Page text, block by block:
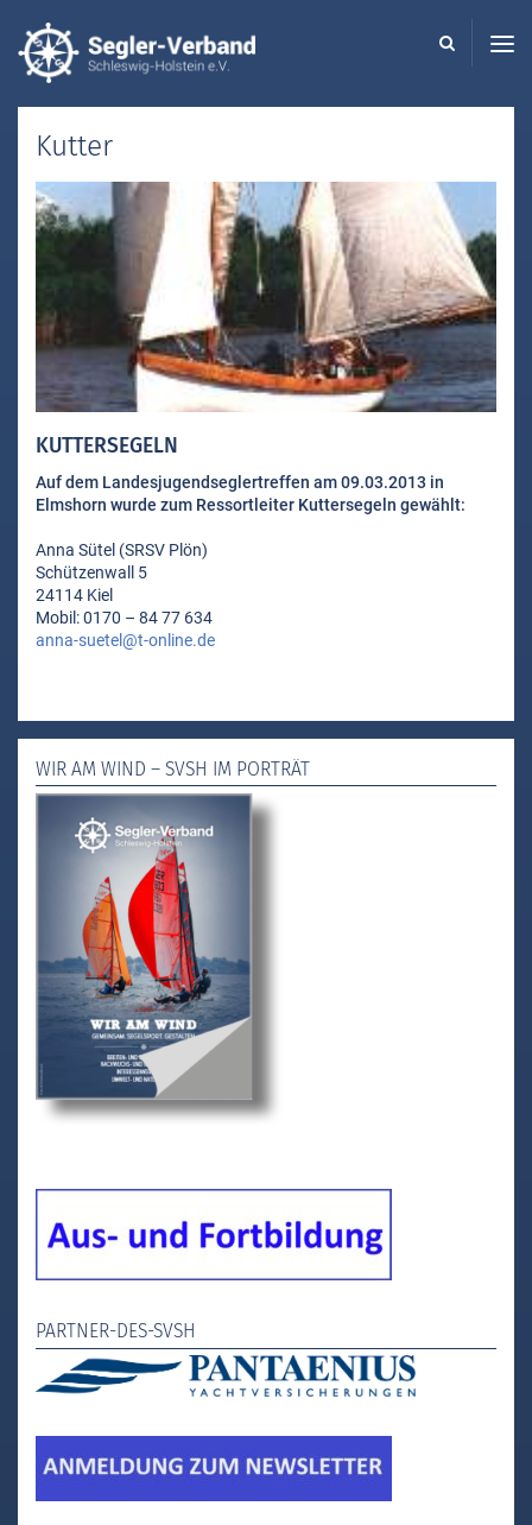
Kutter
KUTTERSEGELN
Auf dem Landesjugendseglertreffen am 09.03.2013 in
Elmshorn wurde zum Ressortleiter Kuttersegeln gewählt:
Anna Sütel (SRSV Plön)
Schützenwall 5
24114 Kiel
Mobil: 0170 – 84 77 634
anna-suetel@t-online.de
WIR AM WIND – SVSH IM PORTRÄT
PARTNER-DES-SVSH